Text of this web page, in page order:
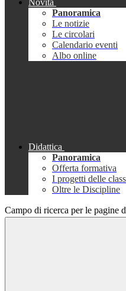
Novità
Panoramica
Le notizie
Le circolari
Calendario eventi
Albo online
Didattica
Panoramica
Offerta formativa
I progetti delle
Oltre le Discipline
Campo di ricerca per le pagine